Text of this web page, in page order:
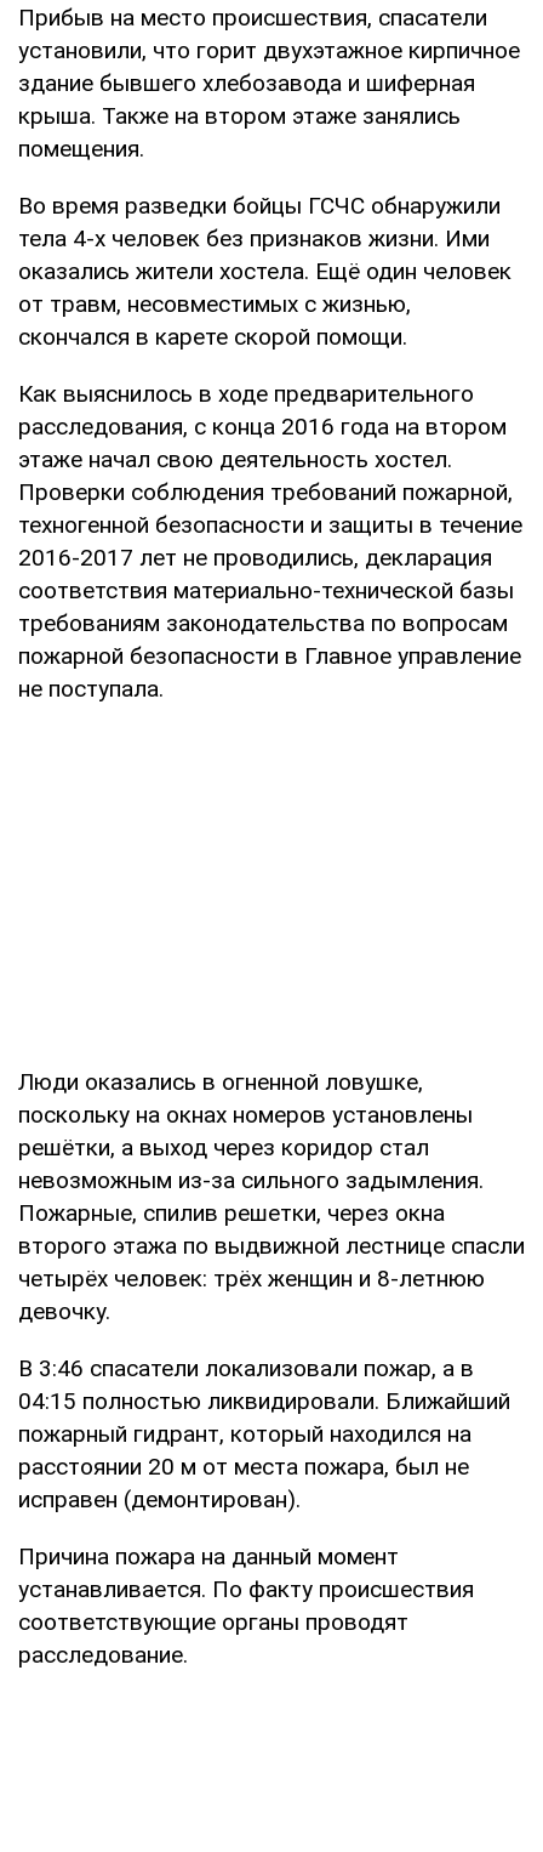
Прибыв на место происшествия, спасатели
установили, что горит двухэтажное кирпичное
здание бывшего хлебозавода и шиферная
крыша. Также на втором этаже занялись
помещения.
Во время разведки бойцы ГСЧС обнаружили
тела 4-х человек без признаков жизни. Ими
оказались жители хостела. Ещё один человек
от травм, несовместимых с жизнью,
скончался в карете скорой помощи.
Как выяснилось в ходе предварительного
расследования, с конца 2016 года на втором
этаже начал свою деятельность хостел.
Проверки соблюдения требований пожарной,
техногенной безопасности и защиты в течение
2016-2017 лет не проводились, декларация
соответствия материально-технической базы
требованиям законодательства по вопросам
пожарной безопасности в Главное управление
не поступала.
Люди оказались в огненной ловушке,
поскольку на окнах номеров установлены
решётки, а выход через коридор стал
невозможным из-за сильного задымления.
Пожарные, спилив решетки, через окна
второго этажа по выдвижной лестнице спасли
четырёх человек: трёх женщин и 8-летнюю
девочку.
В 3:46 спасатели локализовали пожар, а в
04:15 полностью ликвидировали. Ближайший
пожарный гидрант, который находился на
расстоянии 20 м от места пожара, был не
исправен (демонтирован).
Причина пожара на данный момент
устанавливается. По факту происшествия
соответствующие органы проводят
расследование.